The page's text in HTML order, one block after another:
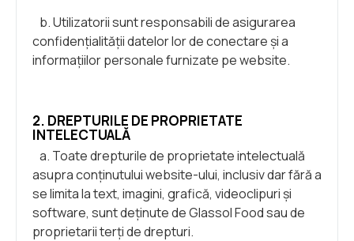
b. Utilizatorii sunt responsabili de asigurarea
confidențialității datelor lor de conectare și a
informațiilor personale furnizate pe website.
2. DREPTURILE DE PROPRIETATE
INTELECTUALĂ
a. Toate drepturile de proprietate intelectuală
asupra conținutului website-ului, inclusiv dar fără a
se limita la text, imagini, grafică, videoclipuri și
software, sunt deținute de Glassol Food sau de
proprietarii terți de drepturi.